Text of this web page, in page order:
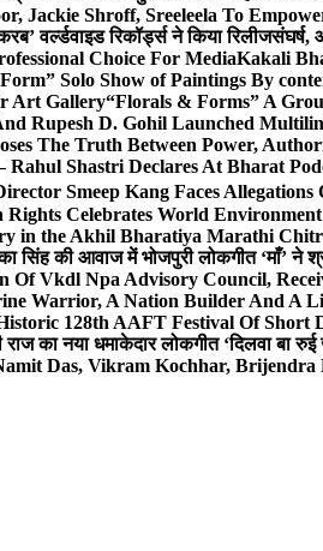
Jackie Shroff, Sreeleela To
वर्ल्डवाइड रिकॉर्ड्स ने किया रिलीजसंघर्ष,
Choice For MediaKakali
Form” Solo Show of Paintings By
Art Gallery“Florals & Forms” A
Rupesh D. Gohil Launched
The Truth Between Power,
Shastri Declares At Bharat
Smeep Kang Faces
Celebrates World
in the Akhil Bharatiya Marathi
सिंह की आवाज में भोजपुरी लोकगीत ‘माँ’ ने
Of Vkdl Npa Advisory Council,
Warrior, A Nation Builder And A
128th AAFT Festival Of Short
का नया धमाकेदार लोकगीत ‘दिलवा बा
Das, Vikram Kochhar,